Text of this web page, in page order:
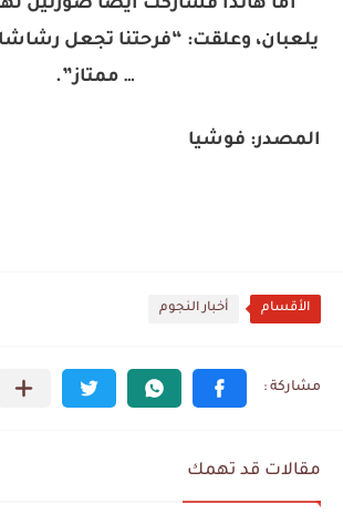
أما هاندا فشاركت أيضًا صورتين
يلعبان، وعلقت: “فرحتنا تجعل
… ممتاز”.
المصدر: فوشيا
الأقسام أخبار النجوم
مقالات قد تهمك